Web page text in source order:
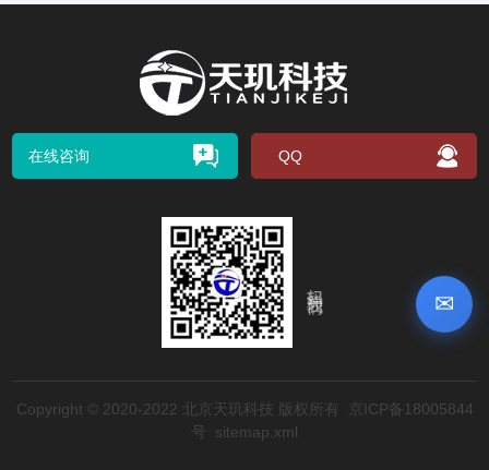
✉
在线咨询 QQ
Copyright © 2020-2022 北京天玑科技 版权所有
京ICP备18005844
号
sitemap.xml